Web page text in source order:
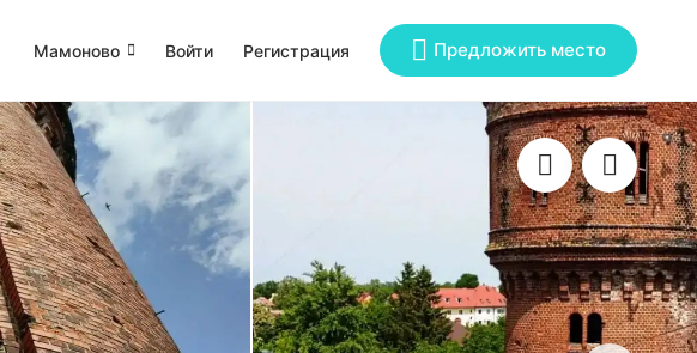
Мамоново Войти Регистрация Предложить место